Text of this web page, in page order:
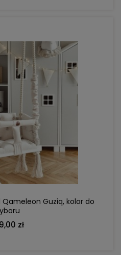
Guziq, kolor do
zł